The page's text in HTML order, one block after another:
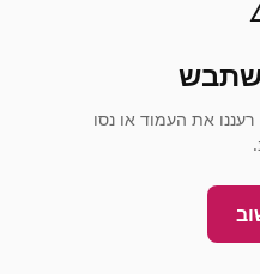
את העמוד או נסו